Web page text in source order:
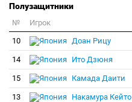
Полузащитники
№ Игрок
10
Доан Рицу
14 Ито Дзюня
15 Камада Даити
13 Накамура Кейто